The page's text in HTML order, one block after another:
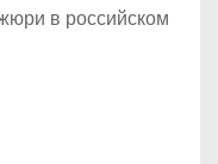
в российском